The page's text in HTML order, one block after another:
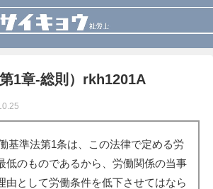
1章-総則）rkh1201A
基準法第1条は、この法律で定める労
低のものであるから、労働関係の当事
由として労働条件を低下させてはなら